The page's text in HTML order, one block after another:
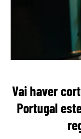
Vai haver
Portugal